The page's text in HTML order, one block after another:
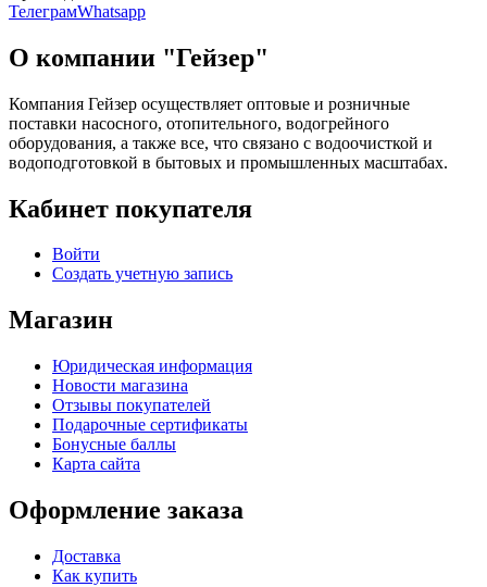
ТелеграмWhatsapp
О компании "Гейзер"
Компания Гейзер осуществляет оптовые и розничные
поставки насосного, отопительного, водогрейного
оборудования, а также все, что связано с водоочисткой и
водоподготовкой в бытовых и промышленных масштабах.
Кабинет покупателя
Войти
Создать учетную запись
Магазин
Юридическая информация
Новости магазина
Отзывы покупателей
Подарочные сертификаты
Бонусные баллы
Карта сайта
Оформление заказа
Доставка
Как купить